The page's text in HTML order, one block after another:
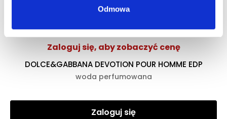
Odmowa
Zaloguj się, aby zobaczyć cenę
DOLCE&GABBANA DEVOTION POUR HOMME EDP
woda perfumowana
Zaloguj się